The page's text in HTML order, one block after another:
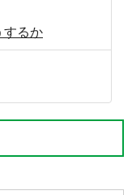
するか